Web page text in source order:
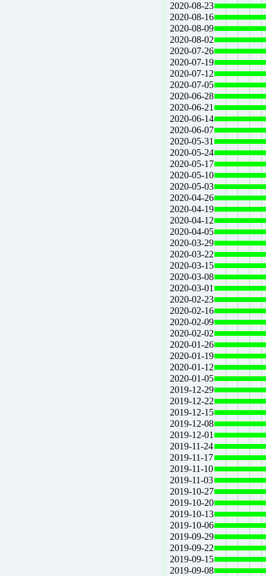
2020-08-23
2020-08-16
2020-08-09
2020-08-02
2020-07-26
2020-07-19
2020-07-12
2020-07-05
2020-06-28
2020-06-21
2020-06-14
2020-06-07
2020-05-31
2020-05-24
2020-05-17
2020-05-10
2020-05-03
2020-04-26
2020-04-19
2020-04-12
2020-04-05
2020-03-29
2020-03-22
2020-03-15
2020-03-08
2020-03-01
2020-02-23
2020-02-16
2020-02-09
2020-02-02
2020-01-26
2020-01-19
2020-01-12
2020-01-05
2019-12-29
2019-12-22
2019-12-15
2019-12-08
2019-12-01
2019-11-24
2019-11-17
2019-11-10
2019-11-03
2019-10-27
2019-10-20
2019-10-13
2019-10-06
2019-09-29
2019-09-22
2019-09-15
2019-09-08